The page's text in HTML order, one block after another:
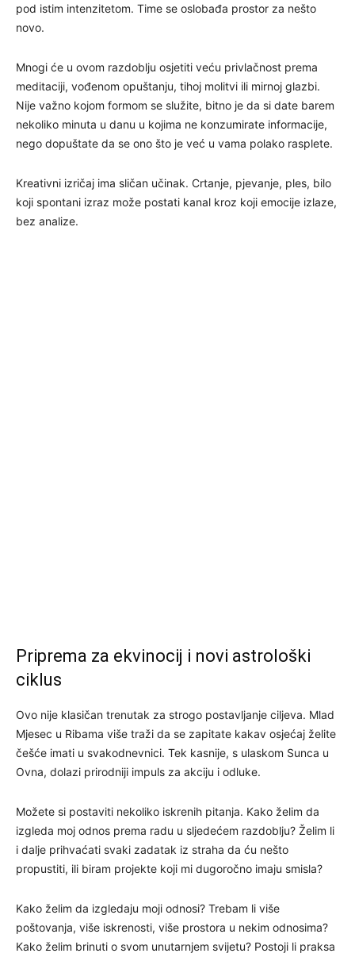
pod istim intenzitetom. Time se oslobađa prostor za nešto
novo.
Mnogi će u ovom razdoblju osjetiti veću privlačnost prema
meditaciji, vođenom opuštanju, tihoj molitvi ili mirnoj glazbi.
Nije važno kojom formom se služite, bitno je da si date barem
nekoliko minuta u danu u kojima ne konzumirate informacije,
nego dopuštate da se ono što je već u vama polako rasplete.
Kreativni izričaj ima sličan učinak. Crtanje, pjevanje, ples, bilo
koji spontani izraz može postati kanal kroz koji emocije izlaze,
bez analize.
Priprema za ekvinocij i novi astrološki
ciklus
Ovo nije klasičan trenutak za strogo postavljanje ciljeva. Mlad
Mjesec u Ribama više traži da se zapitate kakav osjećaj želite
češće imati u svakodnevnici. Tek kasnije, s ulaskom Sunca u
Ovna, dolazi prirodniji impuls za akciju i odluke.
Možete si postaviti nekoliko iskrenih pitanja. Kako želim da
izgleda moj odnos prema radu u sljedećem razdoblju? Želim li
i dalje prihvaćati svaki zadatak iz straha da ću nešto
propustiti, ili biram projekte koji mi dugoročno imaju smisla?
Kako želim da izgledaju moji odnosi? Trebam li više
poštovanja, više iskrenosti, više prostora u nekim odnosima?
Kako želim brinuti o svom unutarnjem svijetu? Postoji li praksa